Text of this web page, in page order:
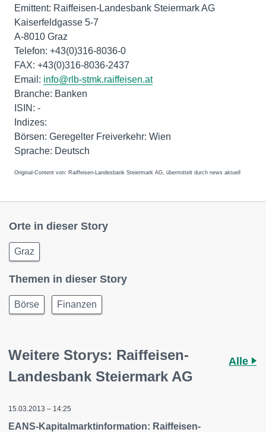
Emittent: Raiffeisen-Landesbank Steiermark AG
Kaiserfeldgasse 5-7
A-8010 Graz
Telefon: +43(0)316-8036-0
FAX: +43(0)316-8036-2437
Email: info@rlb-stmk.raiffeisen.at
Branche: Banken
ISIN: -
Indizes:
Börsen: Geregelter Freiverkehr: Wien
Original-Content von: Raiffeisen-Landesbank Steiermark AG, übermittelt durch news aktuell
Orte in dieser Story
Graz
Themen in dieser Story
Börse Finanzen
Weitere Storys: Raiffeisen-
Landesbank Steiermark AG
Alle
15.03.2013 – 14:25
EANS-Kapitalmarktinformation: Raiffeisen-